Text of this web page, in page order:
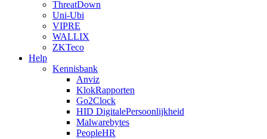
ThreatDown
Uni-Ubi
VIPRE
WALLIX
ZKTeco
Help
Kennisbank
Anviz
KlokRapporten
Go2Clock
HID DigitalePersoonlijkheid
Malwarebytes
PeopleHR